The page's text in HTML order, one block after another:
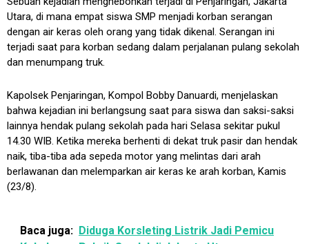
Utara, di mana empat siswa SMP menjadi korban serangan
dengan air keras oleh orang yang tidak dikenal. Serangan ini
terjadi saat para korban sedang dalam perjalanan pulang sekolah
dan menumpang truk.
Kapolsek Penjaringan, Kompol Bobby Danuardi, menjelaskan
bahwa kejadian ini berlangsung saat para siswa dan saksi-saksi
lainnya hendak pulang sekolah pada hari Selasa sekitar pukul
14.30 WIB. Ketika mereka berhenti di dekat truk pasir dan hendak
naik, tiba-tiba ada sepeda motor yang melintas dari arah
berlawanan dan melemparkan air keras ke arah korban, Kamis
(23/8).
Baca juga: Diduga Korsleting Listrik Jadi Pemicu